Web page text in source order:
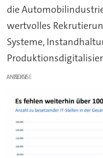
die
wertvolles
Systeme,
ANZEIGE